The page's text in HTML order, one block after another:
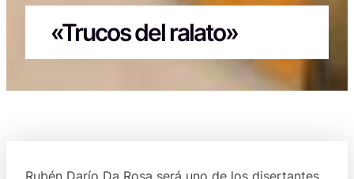
«Trucos del ralato»
Rubén Darío Da Rosa será uno de los disertantes